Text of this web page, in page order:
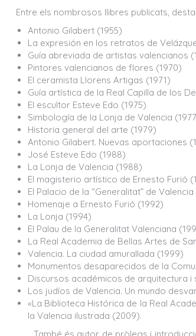
Entre els nombrosos llibres publicats,
Antonio Gilabert (1955)
La expresión en los retratos de
Guía abreviada de artistas valencianos
Pintores valencianos de flores (1970)
El ceramista Llorens Artigas (1971)
Guía artística de la Real Capilla de los
El escultor Esteve Edo (1975)
Simbología de la Lonja de Valencia
Historia general del arte (1979)
Antonio Gilabert. Nuevas aportaciones
José Esteve Edo (1988)
La Lonja de Valencia (1988)
El magisterio artístico de Ernesto Furió
El Palacio de la “Generalitat” de Valencia
Homenaje a Ernesto Furió (1992)
La Lonja (1994)
El Palau de la Generalitat Valenciana
La Real Academia de Bellas Artes de
Valencia. La ciudad amurallada (1999)
Monumentos desaparecidos de la
Discursos académicos de arquitectura i
Los judíos de Valencia. Un mundo
«La Biblioteca Histórica de la Real
la Valencia ilustrada (2009).